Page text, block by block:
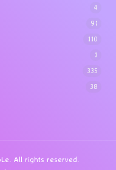
4
91
110
1
335
38
All rights reserved.